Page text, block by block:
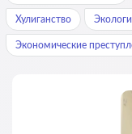
Хулиганство
Экономические